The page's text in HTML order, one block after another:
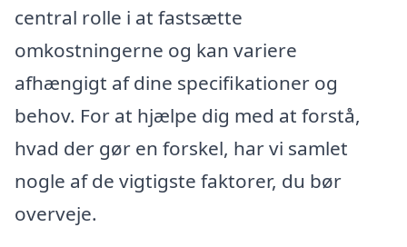
central rolle i at fastsætte
omkostningerne og kan variere
afhængigt af dine specifikationer og
behov. For at hjælpe dig med at forstå,
hvad der gør en forskel, har vi samlet
nogle af de vigtigste faktorer, du bør
overveje.